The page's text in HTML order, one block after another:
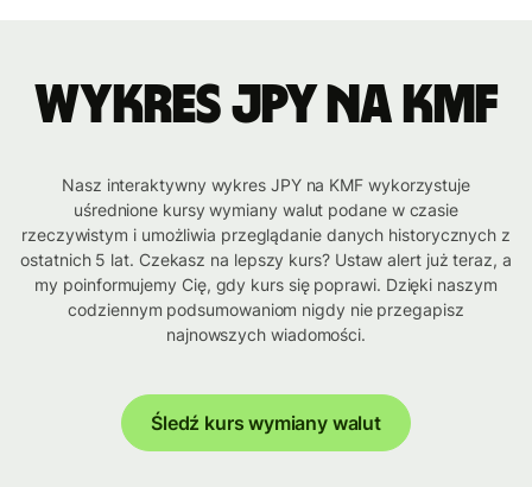
Wykres JPY na KMF
Nasz interaktywny wykres JPY na KMF wykorzystuje
uśrednione kursy wymiany walut podane w czasie
rzeczywistym i umożliwia przeglądanie danych historycznych z
ostatnich 5 lat. Czekasz na lepszy kurs? Ustaw alert już teraz, a
my poinformujemy Cię, gdy kurs się poprawi. Dzięki naszym
codziennym podsumowaniom nigdy nie przegapisz
najnowszych wiadomości.
Śledź kurs wymiany walut